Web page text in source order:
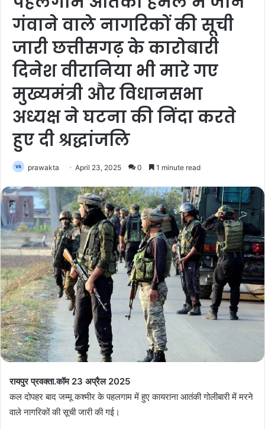
गंवाने वाले नागरिकों की सूची
जारी छत्तीसगढ़ के कारोबारी
दिनेश वीरानिया भी मारे गए
मुख्यमंत्री और विधानसभा
अध्यक्ष ने घटना की निंदा करते
हुए दी श्रद्धांजलि
prawakta April 23, 2025 0 1 minute read
रायपुर प्रवक्ता.कॉम 23 अप्रैल 2025
कल दोपहर बाद जम्मू कश्मीर के पहलगाम में हुए कायराना आतंकी गोलीबारी में मरने
वाले नागरिकों की सूची जारी की गई।